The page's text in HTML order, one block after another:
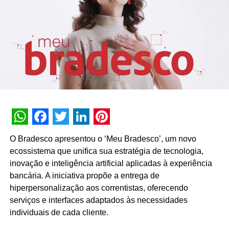
Nacional de Jornalistas Negros
Bolsa Inclusiva da Getty Images – Associação
Asiático-Americana de Jornalismo
Bolsa Inclusiva da Getty Images – Associação
Nacional de Jornalistas Hispânicos
“As Bolsas Inclusivas são uma continuação do nosso
e inclusão nas indústrias fotográfica e de fotojornalismo.”
afirmou Ken Mainardis, vice-presidente sênior de
fundada há 25 anos, nossa missão tem sido mover o
mundo com recursos visuais e representar, com precisão,
a sociedade em que vivemos, incluindo todas as vozes e
Os candidatos deverão enviar uma biografia, ensaios
fotográficos e exemplos de seus trabalhos anteriores para
WhatsApp
Facebook
Twitter
LinkedIn
Pinterest
O Bradesco apresentou o ‘Meu Bradesco’, um novo
ecossistema que unifica sua estratégia de tecnologia,
inovação e inteligência artificial aplicadas à experiência
bancária. A iniciativa propõe a entrega de
hiperpersonalização aos correntistas, oferecendo
serviços e interfaces adaptados às necessidades
individuais de cada cliente.